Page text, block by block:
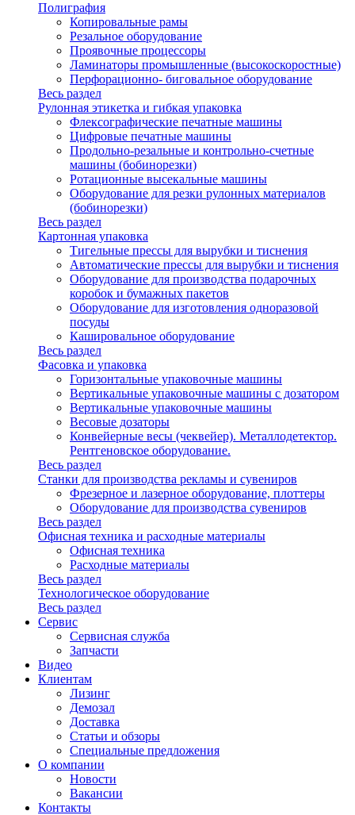
Полиграфия
Копировальные рамы
Резальное оборудование
Проявочные процессоры
Ламинаторы промышленные (высокоскоростные)
Перфорационно- биговальное оборудование
Весь раздел
Рулонная этикетка и гибкая упаковка
Флексографические печатные машины
Цифровые печатные машины
Продольно-резальные и контрольно-счетные
машины (бобинорезки)
Ротационные высекальные машины
Оборудование для резки рулонных материалов
(бобинорезки)
Весь раздел
Картонная упаковка
Тигельные прессы для вырубки и тиснения
Автоматические прессы для вырубки и тиснения
Оборудование для производства подарочных
коробок и бумажных пакетов
Оборудование для изготовления одноразовой
посуды
Кашировальное оборудование
Весь раздел
Фасовка и упаковка
Горизонтальные упаковочные машины
Вертикальные упаковочные машины с дозатором
Вертикальные упаковочные машины
Весовые дозаторы
Конвейерные весы (чеквейер). Металлодетектор.
Рентгеновское оборудование.
Весь раздел
Станки для производства рекламы и сувениров
Фрезерное и лазерное оборудование, плоттеры
Оборудование для производства сувениров
Весь раздел
Офисная техника и расходные материалы
Офисная техника
Расходные материалы
Весь раздел
Технологическое оборудование
Весь раздел
Сервис
Сервисная служба
Запчасти
Видео
Клиентам
Лизинг
Демозал
Доставка
Статьи и обзоры
Специальные предложения
О компании
Новости
Вакансии
Контакты